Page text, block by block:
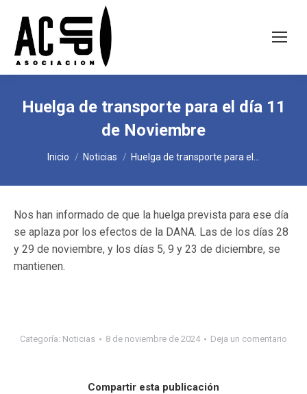
Huelga de transporte para el día 11
de Noviembre
Estás aquí:
Inicio Noticias Huelga de transporte para el…
Nos han informado de que la huelga prevista para ese día
se aplaza por los efectos de la DANA. Las de los días 28
y 29 de noviembre, y los días 5, 9 y 23 de diciembre, se
mantienen.
Categoría: Noticias 8 de noviembre de 2024 Deja un comentario
Compartir esta publicación